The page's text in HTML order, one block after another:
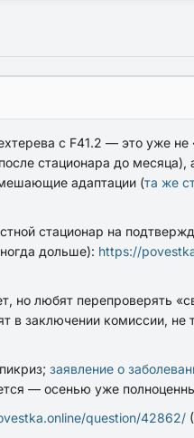
с F41.2 — это уже
стационара до месяца),
адаптации (та же
стационар на
дольше): https://
но любят перепроверять
в заключении комиссии, не
заявление о
— осенью уже
question/42862/